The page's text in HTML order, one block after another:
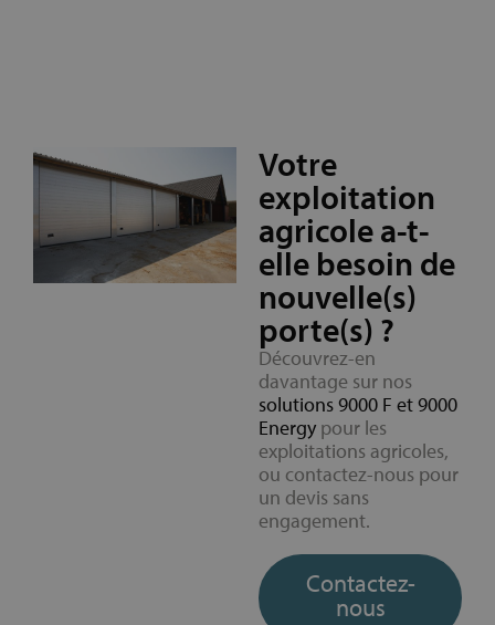
Votre
exploitation
agricole a-t-
elle besoin de
nouvelle(s)
porte(s) ?
Découvrez-en
davantage sur nos
solutions 9000 F et 9000
Energy pour les
exploitations agricoles,
ou contactez-nous pour
un devis sans
engagement.
Contactez-
nous